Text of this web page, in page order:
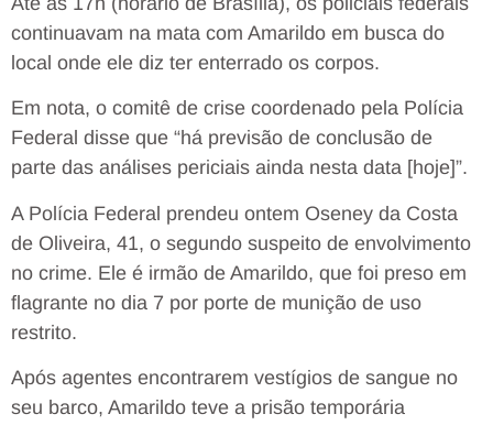
continuavam na mata com Amarildo em busca do
local onde ele diz ter enterrado os corpos.
Em nota, o comitê de crise coordenado pela Polícia
Federal disse que “há previsão de conclusão de
parte das análises periciais ainda nesta data [hoje]”.
A Polícia Federal prendeu ontem Oseney da Costa
de Oliveira, 41, o segundo suspeito de envolvimento
no crime. Ele é irmão de Amarildo, que foi preso em
flagrante no dia 7 por porte de munição de uso
restrito.
Após agentes encontrarem vestígios de sangue no
seu barco, Amarildo teve a prisão temporária